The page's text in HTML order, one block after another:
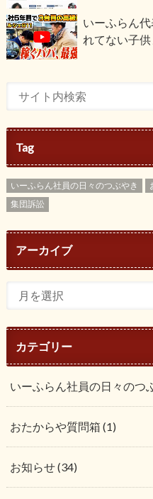
いーふらん代
れてない子
Tag
いーふらん社員の日々のつぶやき
集団訴訟
アーカイブ
カテゴリー
いーふらん社員の日々のつ
おたからや質問箱 (1)
お知らせ(34)